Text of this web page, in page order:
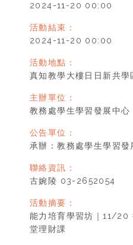
2024-11-20 00:00
活動結束：
2024-11-20 00:00
活動地點：
真知教學大樓日日新共
主辦單位：
教務處學生學習發展中心
公告單位：
承辦：教務處學生學習發
聯絡資訊：
古婉陵 03-2652054
活動摘要：
能力培育學習坊｜11/20
堂理財課